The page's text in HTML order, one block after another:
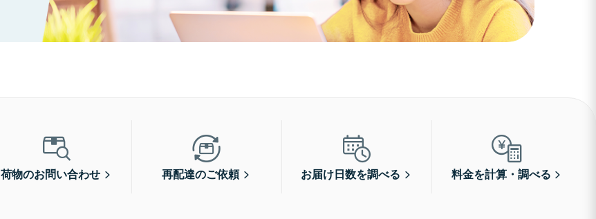
荷物のお問い合わせ 再配達のご依頼 お届け日数を調べる 料金を計算・調べる